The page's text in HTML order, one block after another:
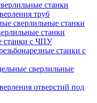
станки
труб
сверлильные станки
станки
станки с ЧПУ
станки с
сверлильные
отверстий под